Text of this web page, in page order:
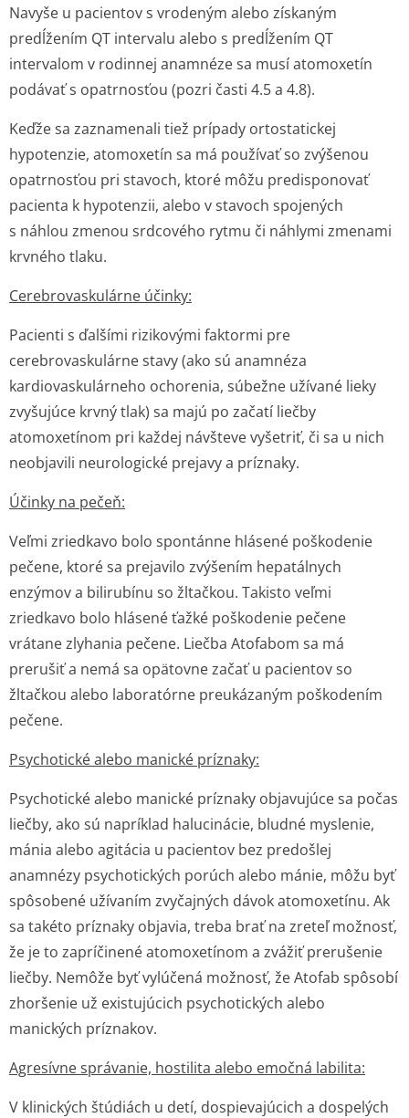
Navyše u pacientov s vrodeným alebo získaným
predĺžením QT intervalu alebo s predĺžením QT
intervalom v rodinnej anamnéze sa musí atomoxetín
podávať s opatrnosťou (pozri časti 4.5 a 4.8).
Keďže sa zaznamenali tiež prípady ortostatickej
hypotenzie, atomoxetín sa má používať so zvýšenou
opatrnosťou pri stavoch, ktoré môžu predisponovať
pacienta k hypotenzii, alebo v stavoch spojených
s náhlou zmenou srdcového rytmu či náhlymi zmenami
krvného tlaku.
Cerebrovaskulárne účinky:
Pacienti s ďalšími rizikovými faktormi pre
cerebrovaskulárne stavy (ako sú anamnéza
kardiovaskulárneho ochorenia, súbežne užívané lieky
zvyšujúce krvný tlak) sa majú po začatí liečby
atomoxetínom pri každej návšteve vyšetriť, či sa u nich
neobjavili neurologické prejavy a príznaky.
Účinky na pečeň:
Veľmi zriedkavo bolo spontánne hlásené poškodenie
pečene, ktoré sa prejavilo zvýšením hepatálnych
enzýmov a bilirubínu so žltačkou. Takisto veľmi
zriedkavo bolo hlásené ťažké poškodenie pečene
vrátane zlyhania pečene. Liečba Atofabom sa má
prerušiť a nemá sa opätovne začať u pacientov so
žltačkou alebo laboratórne preukázaným poškodením
pečene.
Psychotické alebo manické príznaky:
Psychotické alebo manické príznaky objavujúce sa počas
liečby, ako sú napríklad halucinácie, bludné myslenie,
mánia alebo agitácia u pacientov bez predošlej
anamnézy psychotických porúch alebo mánie, môžu byť
spôsobené užívaním zvyčajných dávok atomoxetínu. Ak
sa takéto príznaky objavia, treba brať na zreteľ možnosť,
že je to zapríčinené atomoxetínom a zvážiť prerušenie
liečby. Nemôže byť vylúčená možnosť, že Atofab spôsobí
zhoršenie už existujúcich psychotických alebo
manických príznakov.
Agresívne správanie, hostilita alebo emočná labilita:
V klinických štúdiách u detí, dospievajúcich a dospelých